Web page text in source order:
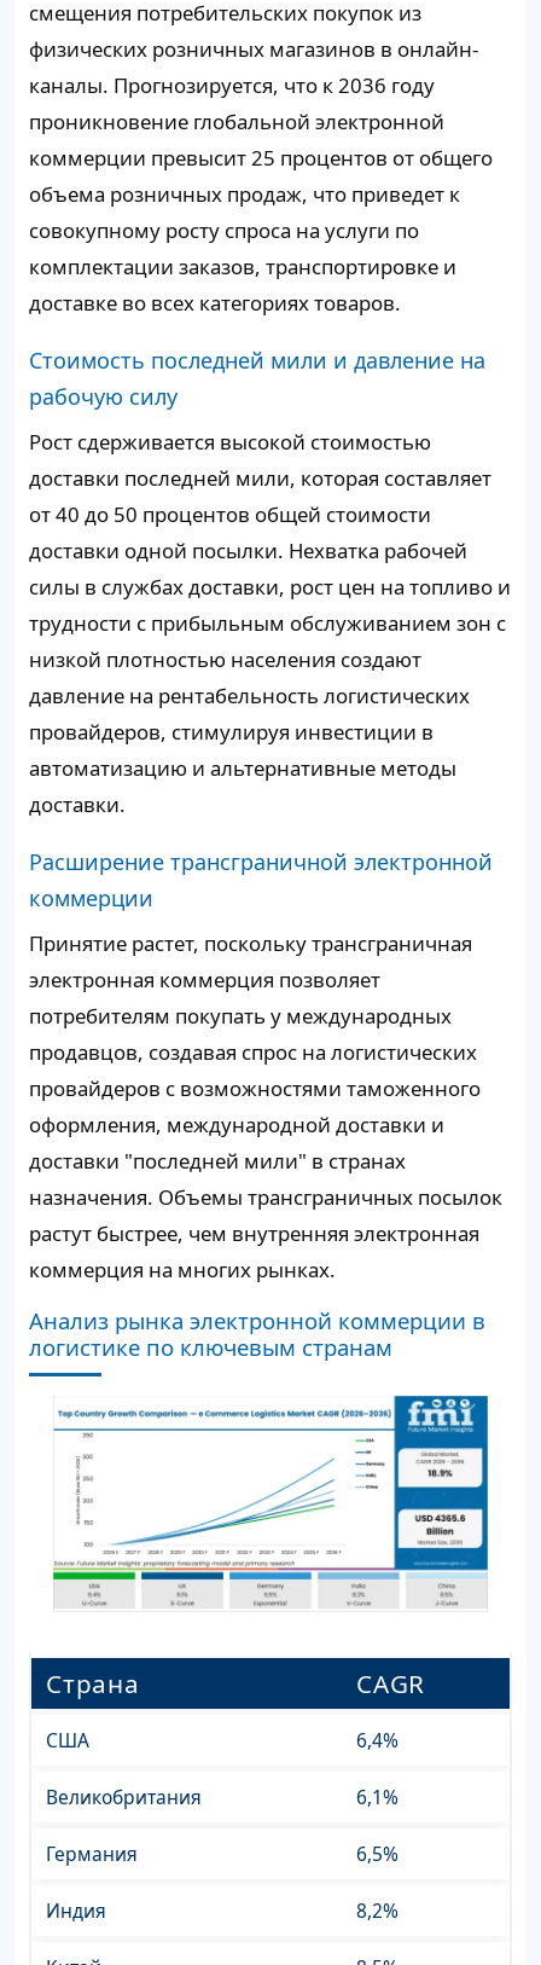
смещения потребительских покупок из
физических розничных магазинов в онлайн-
каналы. Прогнозируется, что к 2036 году
проникновение глобальной электронной
коммерции превысит 25 процентов от общего
объема розничных продаж, что приведет к
совокупному росту спроса на услуги по
комплектации заказов, транспортировке и
доставке во всех категориях товаров.
Стоимость последней мили и давление на
рабочую силу
Рост сдерживается высокой стоимостью
доставки последней мили, которая составляет
от 40 до 50 процентов общей стоимости
доставки одной посылки. Нехватка рабочей
силы в службах доставки, рост цен на топливо и
трудности с прибыльным обслуживанием зон с
низкой плотностью населения создают
давление на рентабельность логистических
провайдеров, стимулируя инвестиции в
автоматизацию и альтернативные методы
доставки.
Расширение трансграничной электронной
коммерции
Принятие растет, поскольку трансграничная
электронная коммерция позволяет
потребителям покупать у международных
продавцов, создавая спрос на логистических
провайдеров с возможностями таможенного
оформления, международной доставки и
доставки "последней мили" в странах
назначения. Объемы трансграничных посылок
растут быстрее, чем внутренняя электронная
коммерция на многих рынках.
Анализ рынка электронной коммерции в
логистике по ключевым странам
Страна CAGR
США 6,4%
Великобритания 6,1%
Германия 6,5%
Индия 8,2%